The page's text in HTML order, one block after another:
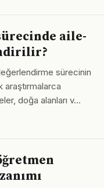
aile-
sürecinin
araştırmalarca
doğa alanları v…